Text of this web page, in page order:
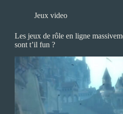
Jeux video
Les jeux de rôle en ligne
sont t’il fun ?